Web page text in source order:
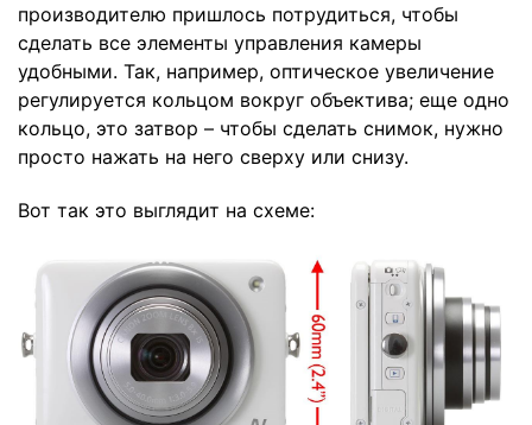
производителю пришлось потрудиться, чтобы
сделать все элементы управления камеры
удобными. Так, например, оптическое увеличение
регулируется кольцом вокруг объектива; еще одно
кольцо, это затвор – чтобы сделать снимок, нужно
просто нажать на него сверху или снизу.
Вот так это выглядит на схеме: